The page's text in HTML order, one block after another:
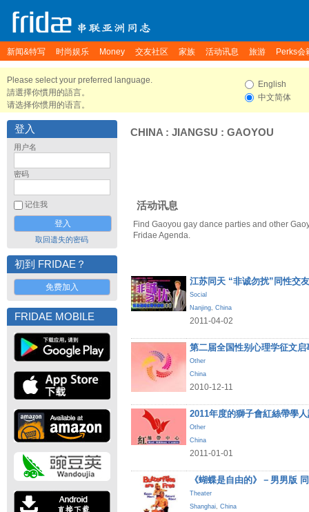
新闻&特写 时尚娱乐 Money 交友社区 家族 活动讯息 旅游 Perks会
Please select your preferred language.
請選擇你慣用的語言。
请选择你惯用的语言。
English
中文简体
登入
用户名
密码
记住我
取回遗失的密码
初到 FRIDAE？
免费加入
FRIDAE MOBILE
CHINA : JIANGSU : GAOYOU
活动讯息
Find Gaoyou gay dance parties and other
Fridae Agenda.
江苏同天 “非诚勿扰”同性交
Social
Nanjing, China
2011-04-02
第二届全国性别心理学征文启
Other
China
2010-12-11
2011年度的獅子會紅絲帶學
Other
China
2011-01-01
《蝴蝶是自由的》－男男版
Theater
Shanghai, China